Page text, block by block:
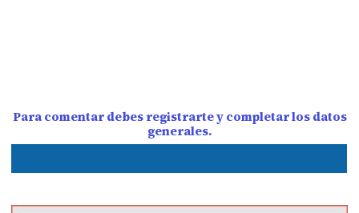
Para comentar debes registrarte y completar los datos
generales.